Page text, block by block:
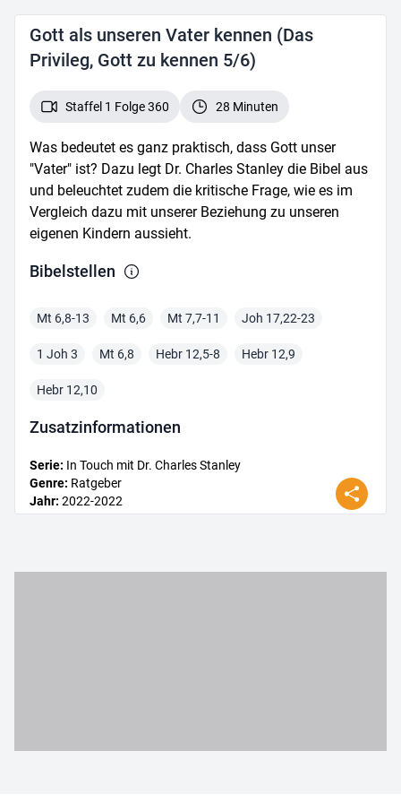
Gott als unseren Vater kennen (Das
Privileg, Gott zu kennen 5/6)
Staffel 1 Folge 360 28 Minuten
Was bedeutet es ganz praktisch, dass Gott unser
"Vater" ist? Dazu legt Dr. Charles Stanley die Bibel aus
und beleuchtet zudem die kritische Frage, wie es im
Vergleich dazu mit unserer Beziehung zu unseren
eigenen Kindern aussieht.
Bibelstellen
Mt 6,8-13 Mt 6,6 Mt 7,7-11 Joh 17,22-23
1 Joh 3 Mt 6,8 Hebr 12,5-8 Hebr 12,9
Hebr 12,10
Zusatz­informationen
Serie: In Touch mit Dr. Charles Stanley
Genre: Ratgeber
Jahr: 2022-2022